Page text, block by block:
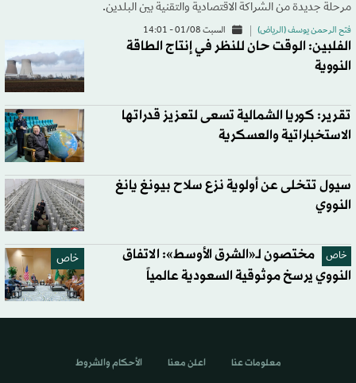
مرحلة جديدة من الشراكة الاقتصادية والتقنية بين البلدين.
فتح الرحمن يوسف (الرياض) السبت 01/08 - 14:01
الفلبين: الوقت حان للنظر في إنتاج الطاقة
النووية
تقرير: كوريا الشمالية تسعى لتعزيز قدراتها
الاستخباراتية والعسكرية
سيول تتخلى عن أولوية نزع سلاح بيونغ يانغ
النووي
خاص خاص
مختصون لـ«الشرق الأوسط»: الاتفاق
النووي يرسخ موثوقية السعودية عالمياً
معلومات عنا اعلن معنا الأحكام والشروط